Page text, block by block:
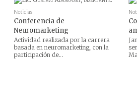
Noticias
Conferencia de
Neuromarketing
Actividad realizada por la carrera
basada en neuromarketing, con la
participación de...